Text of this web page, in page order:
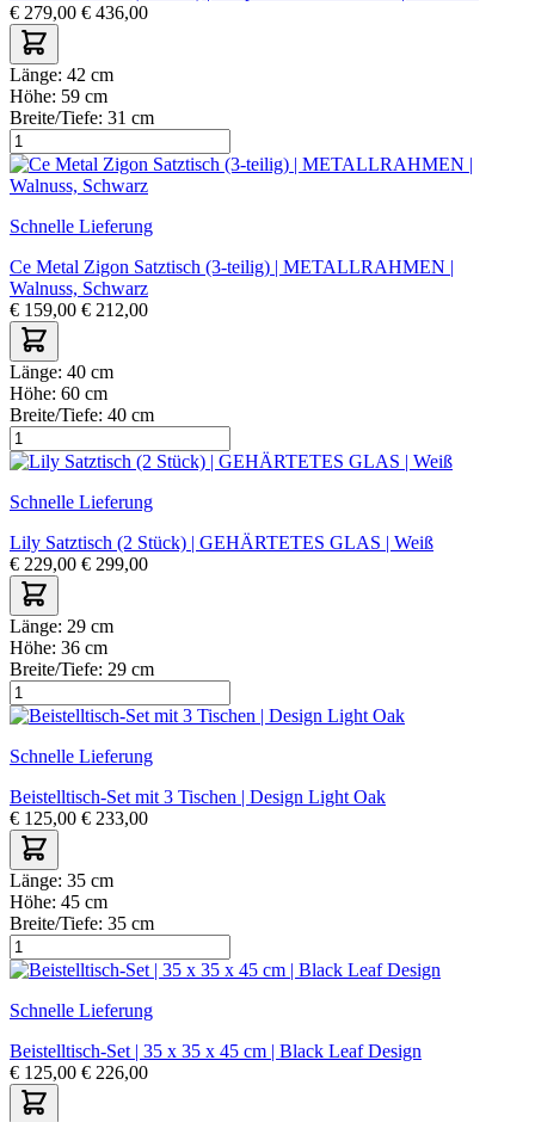
€ 279,00 € 436,00
Länge: 42 cm
Höhe: 59 cm
Breite/Tiefe: 31 cm
Schnelle Lieferung
Ce Metal Zigon Satztisch (3-teilig) | METALLRAHMEN |
Walnuss, Schwarz
€ 159,00 € 212,00
Länge: 40 cm
Höhe: 60 cm
Breite/Tiefe: 40 cm
Schnelle Lieferung
Lily Satztisch (2 Stück) | GEHÄRTETES GLAS | Weiß
€ 229,00 € 299,00
Länge: 29 cm
Höhe: 36 cm
Breite/Tiefe: 29 cm
Schnelle Lieferung
Beistelltisch-Set mit 3 Tischen | Design Light Oak
€ 125,00 € 233,00
Länge: 35 cm
Höhe: 45 cm
Breite/Tiefe: 35 cm
Schnelle Lieferung
Beistelltisch-Set | 35 x 35 x 45 cm | Black Leaf Design
€ 125,00 € 226,00